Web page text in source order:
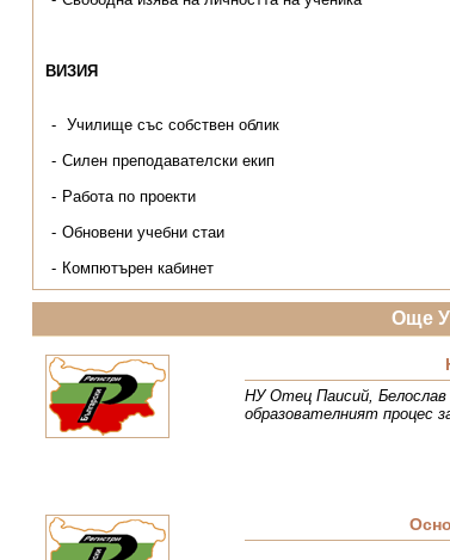
ВИЗИЯ
Училище със собствен облик
Силен преподавателски екип
Работа по проекти
Обновени учебни стаи
Компютърен кабинет
Още
НУ Отец Паисий, Белослав
образователният процес